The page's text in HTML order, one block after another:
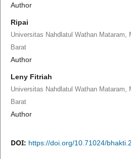
Author
Ripai
Universitas Nahdlatul Wathan Mataram,
Barat
Author
Leny Fitriah
Universitas Nahdlatul Wathan Mataram,
Barat
Author
DOI: https://doi.org/10.71024/